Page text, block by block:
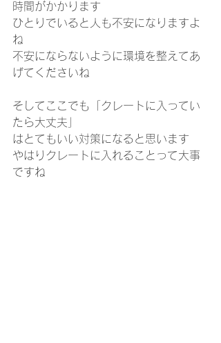
時間がかかります
ひとりでいると人も不安になりますよ
ね
不安にならないように環境を整えてあ
げてくださいね
そしてここでも「クレートに入ってい
たら大丈夫」
はとてもいい対策になると思います
やはりクレートに入れることって大事
ですね